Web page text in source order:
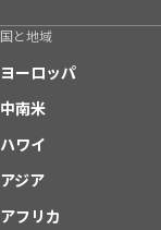
国と地域
ヨーロッパ
中南米
ハワイ
アジア
アフリカ